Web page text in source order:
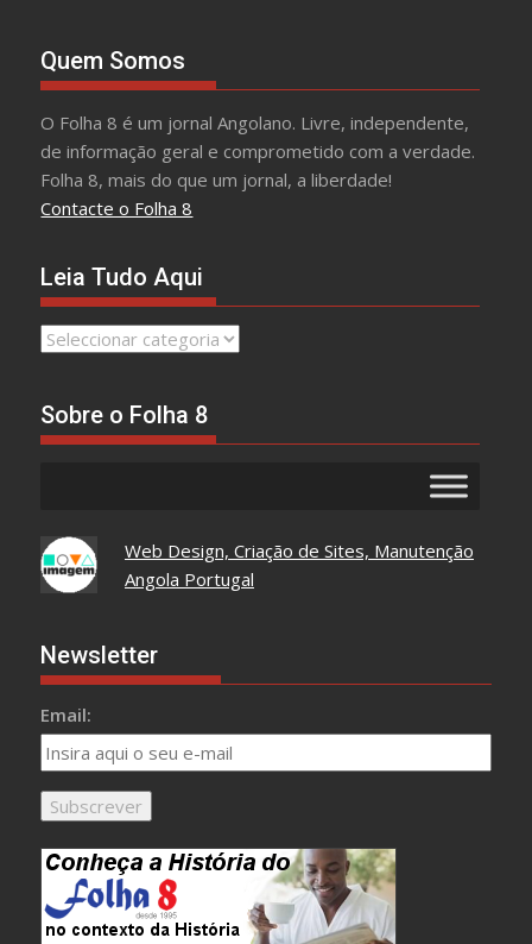
Quem Somos
O Folha 8 é um jornal Angolano. Livre, independente,
de informação geral e comprometido com a verdade.
Folha 8, mais do que um jornal, a liberdade!
Contacte o Folha 8
Leia Tudo Aqui
Leia
Sobre o Folha 8
Web Design, Criação de Sites, Manutenção
Angola Portugal
Newsletter
Email: